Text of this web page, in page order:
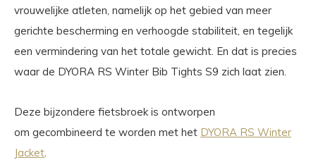
vrouwelijke atleten, namelijk op het gebied van meer
gerichte bescherming en verhoogde stabiliteit, en tegelijk
een vermindering van het totale gewicht. En dat is precies
waar de DYORA RS Winter Bib Tights S9 zich laat zien.
Deze bijzondere fietsbroek is ontworpen
om gecombineerd te worden met het DYORA RS Winter
Jacket.